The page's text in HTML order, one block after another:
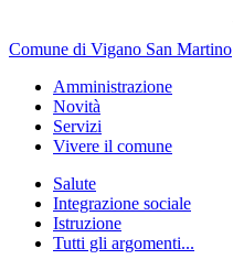
Comune di Vigano San Martino
Amministrazione
Novità
Servizi
Vivere il comune
Salute
Integrazione sociale
Istruzione
Tutti gli argomenti...